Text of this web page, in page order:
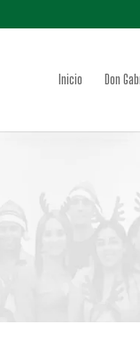
Inicio Don